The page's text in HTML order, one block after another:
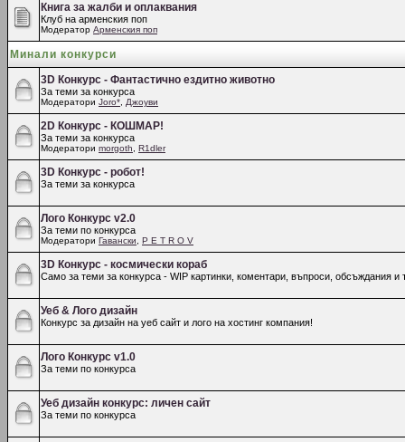
Книга за жалби и оплаквания
Клуб на арменския поп
Модератор Арменския поп
Минали конкурси
3D Конкурс - Фантастично ездитно животно
За теми за конкурса
Модератори Joro* Джоуви
2D Конкурс - КОШМАР!
За теми за конкурса
Модератори morgoth R1dler
3D Конкурс - робот!
За теми за конкурса
Лого Конкурс v2.0
За теми по конкурса
Модератори Гавански P E T R O V
3D Конкурс - космически кораб
Само за теми за конкурса - WIP картинки, коментари, въпроси, обсъждания и
Уеб & Лого дизайн
Конкурс за дизайн на уеб сайт и лого на хостинг компания!
Лого Конкурс v1.0
За теми по конкурса
Уеб дизайн конкурс: личен сайт
За теми по конкурса